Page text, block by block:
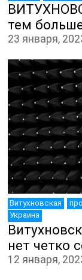
ЮТУБ-
тем
23 января,
Витухновская
Украина
нет четко
12 января,